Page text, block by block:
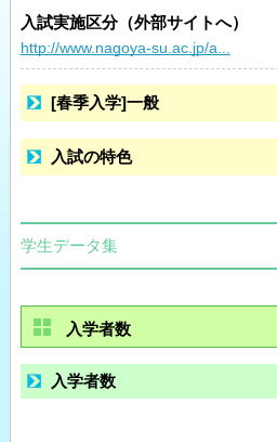
入試実施区分（外部サイトへ）
http://www.nagoya-su.ac.jp/a...
[春季入学]一般
入試の特色
学生データ集
入学者数
入学者数